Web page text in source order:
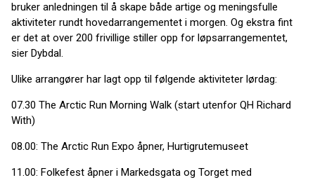
bruker anledningen til å skape både artige og meningsfulle
aktiviteter rundt hovedarrangementet i morgen. Og ekstra fint
er det at over 200 frivillige stiller opp for løpsarrangementet,
sier Dybdal.
Ulike arrangører har lagt opp til følgende aktiviteter lørdag:
07.30 The Arctic Run Morning Walk (start utenfor QH Richard
With)
08.00: The Arctic Run Expo åpner, Hurtigrutemuseet
11.00: Folkefest åpner i Markedsgata og Torget med